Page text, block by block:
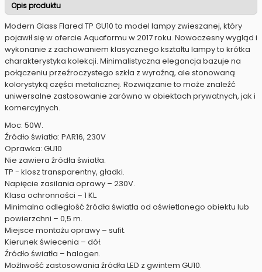
Opis produktu
Modern Glass Flared TP GU10 to model lampy zwieszanej, który
pojawił się w ofercie Aquaformu w 2017 roku. Nowoczesny wygląd i
wykonanie z zachowaniem klasycznego kształtu lampy to krótka
charakterystyka kolekcji. Minimalistyczna elegancja bazuje na
połączeniu przeźroczystego szkła z wyraźną, ale stonowaną
kolorystyką części metalicznej. Rozwiązanie to może znaleźć
uniwersalne zastosowanie zarówno w obiektach prywatnych, jak i
komercyjnych.
Moc: 50W.
Źródło światła: PAR16, 230V
Oprawka: GU10
Nie zawiera źródła światła.
TP - klosz transparentny, gładki.
Napięcie zasilania oprawy – 230V.
Klasa ochronności – 1 KL.
Minimalna odległość źródła światła od oświetlanego obiektu lub
powierzchni – 0,5 m.
Miejsce montażu oprawy – sufit.
Kierunek świecenia – dół.
Źródło światła – halogen.
Możliwość zastosowania źródła LED z gwintem GU10.